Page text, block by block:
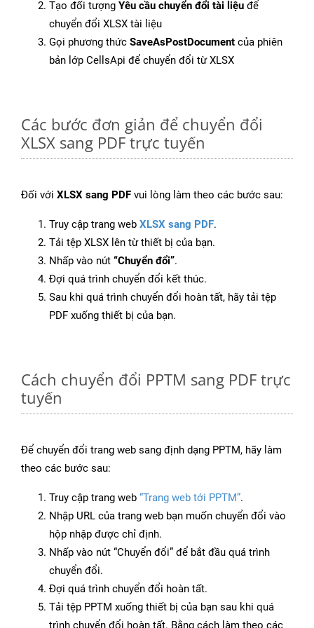
Tạo đối tượng Yêu cầu chuyển đổi tài liệu để
chuyển đổi XLSX tài liệu
Gọi phương thức SaveAsPostDocument của phiên
bản lớp CellsApi để chuyển đổi từ XLSX
Các bước đơn giản để chuyển đổi
XLSX sang PDF trực tuyến
Đối với XLSX sang PDF vui lòng làm theo các bước sau:
Truy cập trang web XLSX sang PDF.
Tải tệp XLSX lên từ thiết bị của bạn.
Nhấp vào nút “Chuyển đổi”.
Đợi quá trình chuyển đổi kết thúc.
Sau khi quá trình chuyển đổi hoàn tất, hãy tải tệp
PDF xuống thiết bị của bạn.
Cách chuyển đổi PPTM sang PDF trực
tuyến
Để chuyển đổi trang web sang định dạng PPTM, hãy làm
theo các bước sau:
Truy cập trang web “Trang web tới PPTM”.
Nhập URL của trang web bạn muốn chuyển đổi vào
hộp nhập được chỉ định.
Nhấp vào nút “Chuyển đổi” để bắt đầu quá trình
chuyển đổi.
Đợi quá trình chuyển đổi hoàn tất.
Tải tệp PPTM xuống thiết bị của bạn sau khi quá
trình chuyển đổi hoàn tất. Bằng cách làm theo các